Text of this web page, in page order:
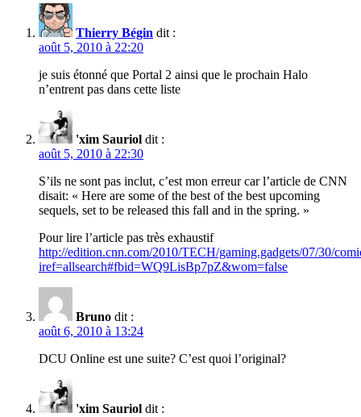
Thierry Bégin dit :
août 5, 2010 à 22:20
je suis étonné que Portal 2 ainsi que le prochain Halo
n’entrent pas dans cette liste
'xim Sauriol dit :
août 5, 2010 à 22:30
S’ils ne sont pas inclut, c’est mon erreur car l’article de CNN
disait: « Here are some of the best of the best upcoming
sequels, set to be released this fall and in the spring. »
Pour lire l’article pas très exhaustif
http://edition.cnn.com/2010/TECH/gaming.gadgets/07/30/
iref=allsearch#fbid=WQ9LisBp7pZ&wom=false
Bruno dit :
août 6, 2010 à 13:24
DCU Online est une suite? C’est quoi l’original?
'xim Sauriol dit :